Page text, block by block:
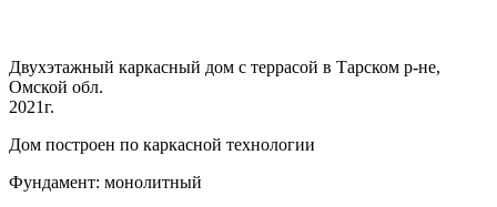
Двухэтажный каркасный дом с террасой в Тарском р-не,
Омской обл.
2021г.
Дом построен по каркасной технологии
Фундамент: монолитный